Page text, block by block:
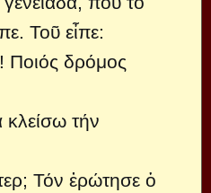
Τοῦ εἶπε:
Ποιός δρόμος
τήν
Τόν ἐρώτησε ὁ